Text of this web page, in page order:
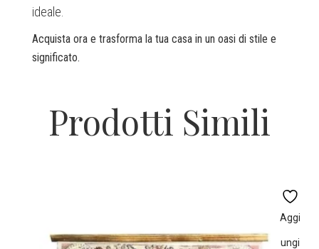
ideale.
Acquista ora e trasforma la tua casa in un oasi di stile e
significato.
Prodotti Simili
Aggi
ungi